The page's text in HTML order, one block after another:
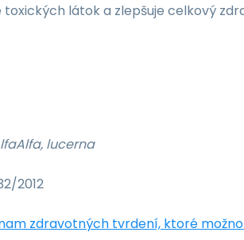
látok a zlepšuje celkový
lucerna
2012
zdravotných tvrdení, ktoré